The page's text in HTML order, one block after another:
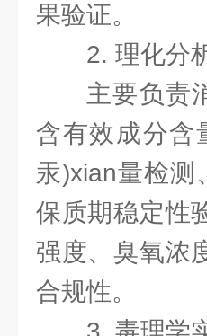
果验证。
2. 理化分
主要负责
含有效成分含
汞)xian量检测
保质期稳定性
强度、臭氧浓
合规性。